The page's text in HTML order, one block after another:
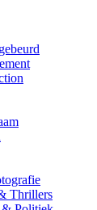
Thrillers